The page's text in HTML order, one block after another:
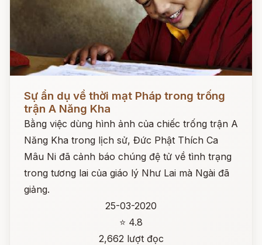
Đọc ngay
Sự ẩn dụ về thời mạt Pháp trong trống
trận A Năng Kha
Bằng việc dùng hình ảnh của chiếc trống trận A
Năng Kha trong lịch sử, Đức Phật Thích Ca
Mâu Ni đã cảnh báo chúng đệ tử về tình trạng
trong tương lai của giáo lý Như Lai mà Ngài đã
giảng.
25-03-2020
⭐ 4.8
2,662 lượt đọc